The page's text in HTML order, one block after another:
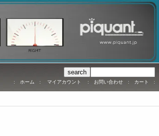
: ホーム : マイアカウント : お問い合わせ : カート :